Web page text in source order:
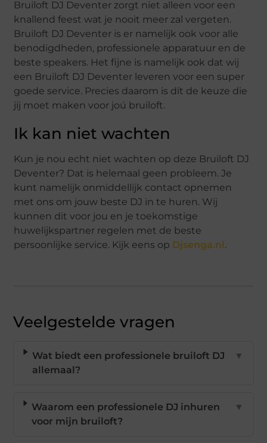
Bruiloft DJ Deventer zorgt niet alleen voor een
knallend feest wat je nooit meer zal vergeten.
Bruiloft DJ Deventer is er namelijk ook voor alle
benodigdheden, professionele apparatuur en de
beste speakers. Het fijne is namelijk ook dat wij
een Bruiloft DJ Deventer leveren voor een super
goede service. Precies daarom is dít de keuze die
jij moet maken voor joú bruiloft.
Ik kan niet wachten
Kun je nou echt niet wachten op deze Bruiloft DJ
Deventer? Dat is helemaal geen probleem. Je
kunt namelijk onmiddellijk contact opnemen
met ons om jouw beste DJ in te huren. Wij
kunnen dit voor jou en je toekomstige
huwelijkspartner regelen met de beste
persoonlijke service. Kijk eens op Djsenga.nl.
Veelgestelde vragen
Wat biedt een professionele bruiloft DJ
allemaal?
▼
Waarom een professionele DJ inhuren
voor mijn bruiloft?
▼